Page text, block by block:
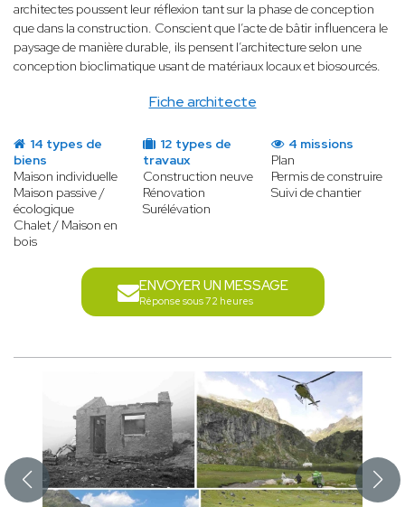
Fiche architecte
architectes poussent leur réflexion tant sur la phase de conception
que dans la construction. Conscient que l’acte de bâtir influencera le
paysage de manière durable, ils pensent l’architecture selon une
conception bioclimatique usant de matériaux locaux et biosourcés.
14 types de
biens
Maison individuelle
Maison passive /
écologique
Chalet / Maison en
bois
12 types de
travaux
Construction neuve
Rénovation
Surélévation
4 missions
Plan
Permis de construire
Suivi de chantier
ENVOYER UN MESSAGE
Réponse sous 72 heures